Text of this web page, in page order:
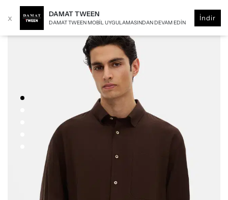
x DAMAT TWEEN
DAMAT TWEEN MOBIL UYGULAMASINDAN DEVAM EDIN
İndir